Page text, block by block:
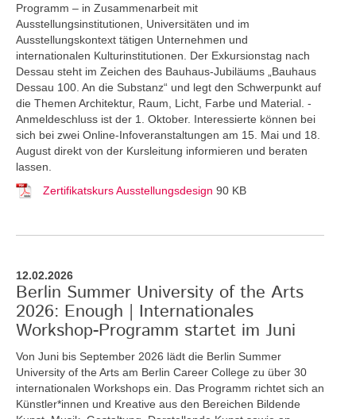
Programm – in Zusammenarbeit mit
Ausstellungsinstitutionen, Universitäten und im
Ausstellungskontext tätigen Unternehmen und
internationalen Kulturinstitutionen. Der Exkursionstag nach
Dessau steht im Zeichen des Bauhaus-Jubiläums „Bauhaus
Dessau 100. An die Substanz“ und legt den Schwerpunkt auf
die Themen Architektur, Raum, Licht, Farbe und Material. -
Anmeldeschluss ist der 1. Oktober. Interessierte können bei
sich bei zwei Online-Infoveranstaltungen am 15. Mai und 18.
August direkt von der Kursleitung informieren und beraten
lassen.
Zertifikatskurs Ausstellungsdesign 90 KB
12.02.2026
Berlin Summer University of the Arts
2026: Enough | Internationales
Workshop-Programm startet im Juni
Von Juni bis September 2026 lädt die Berlin Summer
University of the Arts am Berlin Career College zu über 30
internationalen Workshops ein. Das Programm richtet sich an
Künstler*innen und Kreative aus den Bereichen Bildende